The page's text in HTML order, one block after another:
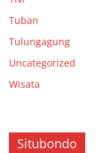
Tuban
Tulungagung
Uncategorized
Wisata
Situbondo